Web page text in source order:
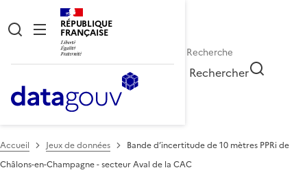
RÉPUBLIQUE
FRANÇAISE
Rechercher
Accueil Jeux de données
Bande d’incertitude de 10 mètres PPRi de
Châlons-en-Champagne - secteur Aval de la CAC